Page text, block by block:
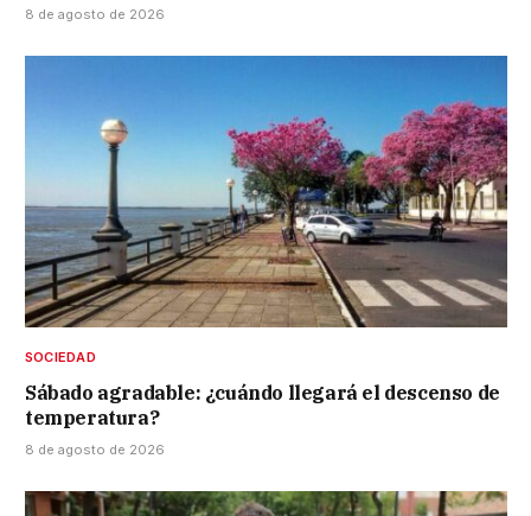
8 de agosto de 2026
SOCIEDAD
Sábado agradable: ¿cuándo llegará el descenso de
temperatura?
8 de agosto de 2026